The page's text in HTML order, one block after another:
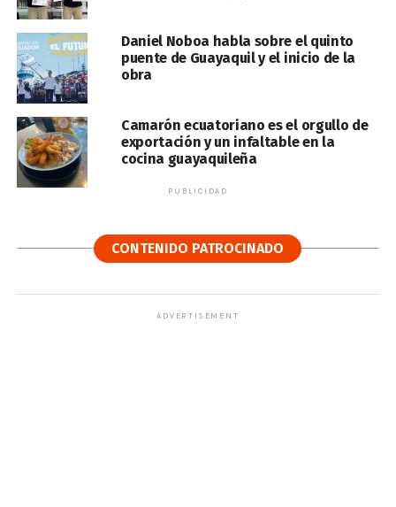
Daniel Noboa habla sobre el quinto
puente de Guayaquil y el inicio de la
obra
Camarón ecuatoriano es el orgullo de
exportación y un infaltable en la
cocina guayaquileña
PUBLICIDAD
CONTENIDO PATROCINADO
ADVERTISEMENT